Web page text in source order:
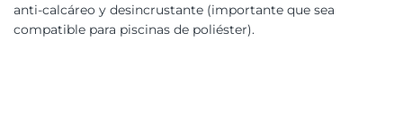
anti-calcáreo y desincrustante (importante que sea
compatible para piscinas de poliéster).